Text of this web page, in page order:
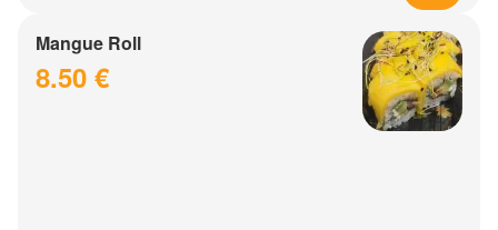
Mangue Roll
8.50 €